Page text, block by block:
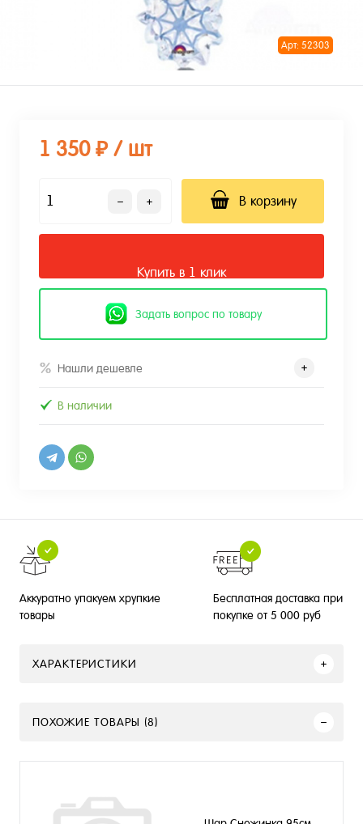
Арт: 52303
1 350 ₽ / шт
В корзину
Купить в 1 клик
Задать вопрос по товару
Нашли дешевле
В наличии
Аккуратно упакуем хрупкие
товары
Бесплатная доставка при
покупке от 5 000 руб
ХАРАКТЕРИСТИКИ
ПОХОЖИЕ ТОВАРЫ (8)